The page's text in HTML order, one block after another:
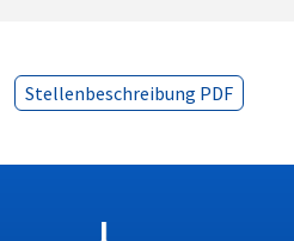
Stellenbeschreibung PDF